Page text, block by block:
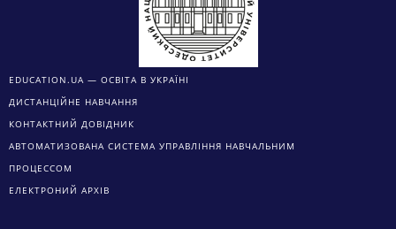
EDUCATION.UA — ОСВІТА В УКРАЇНІ
ДИСТАНЦІЙНЕ НАВЧАННЯ
КОНТАКТНИЙ ДОВІДНИК
АВТОМАТИЗОВАНА СИСТЕМА УПРАВЛІННЯ НАВЧАЛЬНИМ
ПРОЦЕССОМ
ЕЛЕКТРОНИЙ АРХІВ